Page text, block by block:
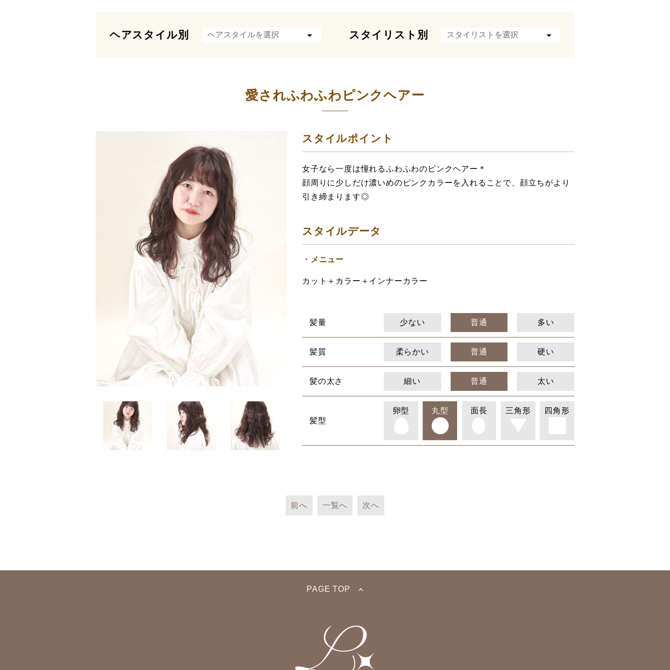
ヘアスタイル別 スタイリスト別
愛されふわふわピンクヘアー
スタイルポイント
女子なら一度は憧れるふわふわのピンクヘアー＊
顔周りに少しだけ濃いめのピンクカラーを入れることで、顔立ちがより
引き締まります◎
スタイルデータ
メニュー
カット＋カラー＋インナーカラー
髪量 少ない 普通 多い
髪質 柔らかい 普通 硬い
髪の太さ 細い 普通 太い
髪型
卵型 丸型 面長 三角形 四角形
前へ 一覧へ 次へ
PAGE TOP